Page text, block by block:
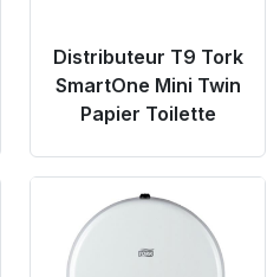
Distributeur T9 Tork
SmartOne Mini Twin
Papier Toilette
Product Link